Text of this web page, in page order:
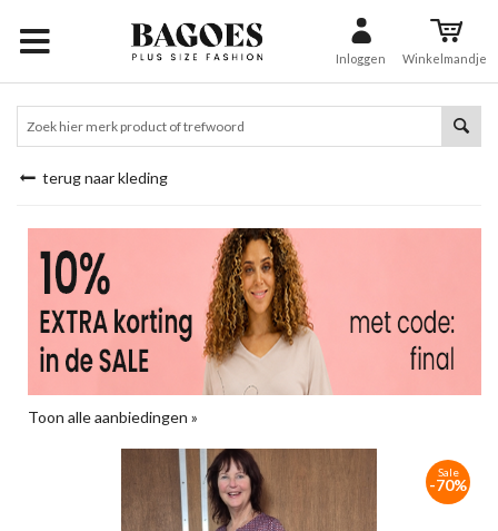
Inloggen Winkelmandje
terug naar kleding
Toon alle aanbiedingen »
Sale
-70%